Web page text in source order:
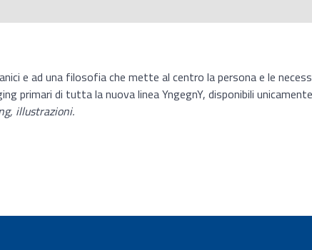
e ad una filosofia che mette al centro la persona e le
primari di tutta la nuova linea YngegnY, disponibili
illustrazioni.